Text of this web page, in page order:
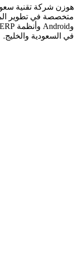
في السعودية والخليج.